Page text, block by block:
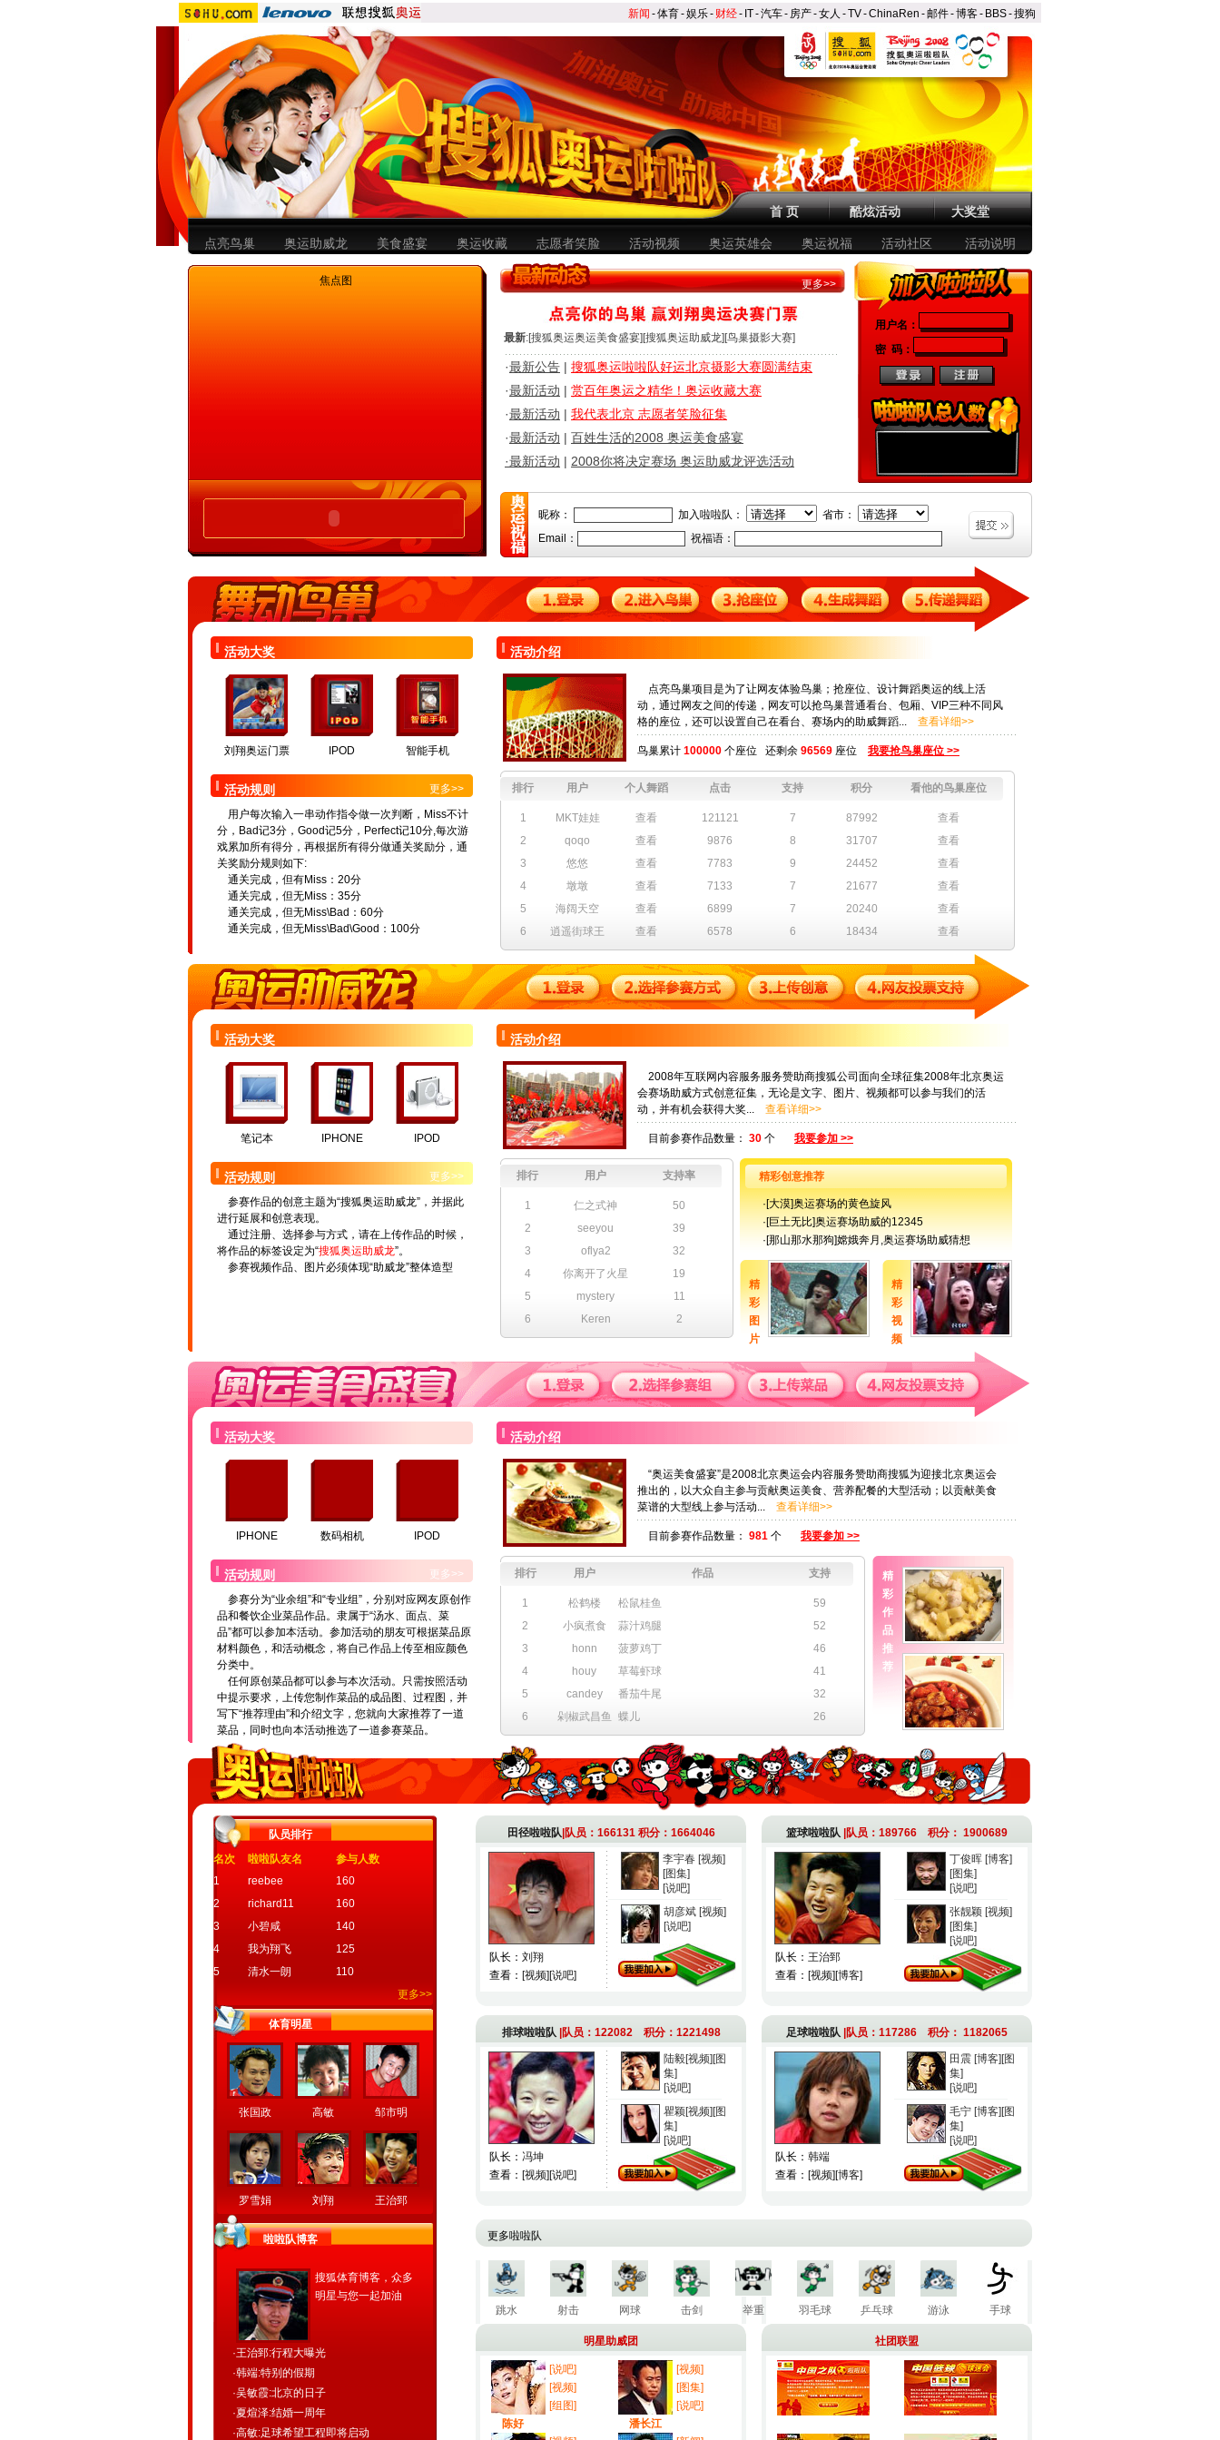
新闻 -体育-娱乐- 财经- IT-汽车- 房产-女人 -TV-ChinaRen -邮件-博客- BBS-搜狗
首 页 酷炫活动 大奖堂
点亮鸟巢 奥运助威龙 美食盛宴 奥运收藏 志愿者笑脸 活动视频 奥运英雄会 奥运祝福 活动社区 活动说明
焦点图 更多>>
最新:[搜狐奥运奥运美食盛宴][搜狐奥运助威龙][鸟巢摄影大赛]
·最新公告 | 搜狐奥运啦啦队好运北京摄影大赛圆满结束
·最新活动 | 赏百年奥运之精华！奥运收藏大赛
·最新活动 | 我代表北京 志愿者笑脸征集
·最新活动 | 百姓生活的2008 奥运美食盛宴
·最新活动 | 2008你将决定赛场 奥运助威龙评选活动
用户名：
密 码：
昵称： 加入啦啦队：
省市：
Email：
祝福语：
活动大奖
刘翔奥运门票 IPOD 智能手机
活动规则
更多>>
用户每次输入一串动作指令做一次判断，Miss不计
分，Bad记3分，Good记5分，Perfect记10分,每次游
戏累加所有得分，再根据所有得分做通关奖励分，通
关奖励分规则如下:
通关完成，但有Miss：20分
通关完成，但无Miss：35分
通关完成，但无Miss\Bad：60分
通关完成，但无Miss\Bad\Good：100分
活动介绍
点亮鸟巢项目是为了让网友体验鸟巢；抢座位、设计舞蹈奥运的线上活
动，通过网友之间的传递，网友可以抢鸟巢普通看台、包厢、VIP三种不同风
格的座位，还可以设置自己在看台、赛场内的助威舞蹈... 查看详细>>
鸟巢累计 100000 个座位 还剩余 96569 座位 我要抢鸟巢座位 >>
排行 用户 个人舞蹈 点击 支持 积分 看他的鸟巢座位
1 MKT娃娃 查看 121121 7 87992
查看
2
qoqo 查看 9876 8 31707
查看
3
悠悠 查看 7783 9 24452
查看
4
墩墩 查看 7133 7 21677
查看
5
海阔天空 查看 6899 7 20240
查看
6
逍遥街球王 查看 6578 6 18434 查看
活动大奖
笔记本 IPHONE IPOD
活动规则
更多>>
参赛作品的创意主题为“搜狐奥运助威龙”，并据此
进行延展和创意表现。
通过注册、选择参与方式，请在上传作品的时候，
将作品的标签设定为“搜狐奥运助威龙”。
参赛视频作品、图片必须体现“助威龙”整体造型
活动介绍
2008年互联网内容服务服务赞助商搜狐公司面向全球征集2008年北京奥运
会赛场助威方式创意征集，无论是文字、图片、视频都可以参与我们的活
动，并有机会获得大奖... 查看详细>>
目前参赛作品数量： 30 个 我要参加 >>
排行 用户 支持率
1 仁之式神
50
2
seeyou
39
3
oflya2
32
4
你离开了火星
19
5
mystery
11
6
Keren 2
精彩创意推荐
·[大漠]奥运赛场的黄色旋风
·[巨土无比]奥运赛场助威的12345
·[那山那水那狗]嫦娥奔月,奥运赛场助威猜想
精
彩
图
片
精
彩
视
频
活动大奖
IPHONE 数码相机 IPOD
活动规则
更多>>
参赛分为“业余组”和“专业组”，分别对应网友原创作
品和餐饮企业菜品作品。隶属于“汤水、面点、菜
品”都可以参加本活动。参加活动的朋友可根据菜品原
材料颜色，和活动概念，将自己作品上传至相应颜色
分类中。
任何原创菜品都可以参与本次活动。只需按照活动
中提示要求，上传您制作菜品的成品图、过程图，并
写下“推荐理由”和介绍文字，您就向大家推荐了一道
菜品，同时也向本活动推选了一道参赛菜品。
活动介绍
“奥运美食盛宴”是2008北京奥运会内容服务赞助商搜狐为迎接北京奥运会
推出的，以大众自主参与贡献奥运美食、营养配餐的大型活动；以贡献美食
菜谱的大型线上参与活动... 查看详细>>
目前参赛作品数量： 981 个 我要参加 >>
排行 用户 作品 支持
1 松鹤楼 松鼠桂鱼
59
2
小疯煮食 蒜汁鸡腿
52
3
honn 菠萝鸡丁
46
4
houy 草莓虾球
41
5
candey 番茄牛尾
32
6
剁椒武昌鱼 蝶儿 26
精
彩
作
品
推
荐
队员排行
名次
啦啦队友名
参与人数
1
reebee
160
2
richard11
160
3
小碧咸
140
4
我为翔飞
125
5
清水一朗
110
更多>>
体育明星
张国政 高敏 邹市明
罗雪娟 刘翔 王治郅
啦啦队博客
搜狐体育博客，众多
明星与您一起加油
·王治郅:行程大曝光
·韩端:特别的假期
·吴敏霞:北京的日子
·夏煊泽:结婚一周年
·高敏:足球希望工程即将启动
田径啦啦队|队员：166131 积分：1664046
队长： 刘翔
查看： [视频] [说吧]
李宇春 [视频]
[图集]
[说吧]
胡彦斌 [视频]
[说吧]
篮球啦啦队 |队员：189766 积分： 1900689
队长： 王治郅
查看： [视频] [博客]
丁俊晖[博客]
[图集]
[说吧]
张靓颖 [视频]
[图集]
[说吧]
排球啦啦队|队员：122082 积分：1221498
队长： 冯坤
查看： [视频] [说吧]
陆毅[视频] [图
集]
[说吧]
瞿颖[视频] [图
集]
[说吧]
足球啦啦队 |队员：117286 积分： 1182065
队长： 韩端
查看： [视频] [博客]
田震 [博客] [图
集]
[说吧]
毛宁 [博客] [图
集]
[说吧]
更多啦啦队
跳水 射击 网球 击剑 举重 羽毛球 乒乓球 游泳 手球
明星助威团
[说吧]
[视频]
[组图]
陈好
[视频]
[图集]
[说吧]
潘长江
社团联盟